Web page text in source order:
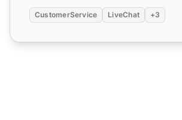
CustomerService LiveChat +3